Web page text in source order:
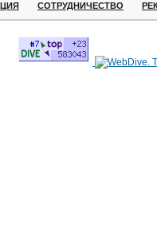
СОТРУДНИЧЕСТВО